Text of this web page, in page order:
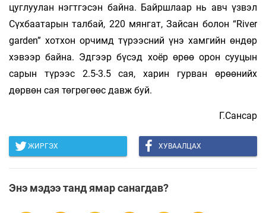
цуглуулан нэгтгэсэн байна. Байршлаар нь авч үзвэл
Сүхбаатарын талбай, 220 мянгат, Зайсан болон “River
garden” хотхон орчимд түрээсний үнэ хамгийн өндөр
хэвээр байна. Эдгээр бүсэд хоёр өрөө орон сууцын
сарын түрээс 2.5-3.5 сая, харин гурван өрөөнийх
дөрвөн сая төгрөгөөс давж буй.
Г.Сансар
ЖИРГЭХ ХУВААЛЦАХ
Энэ мэдээ танд ямар санагдав?